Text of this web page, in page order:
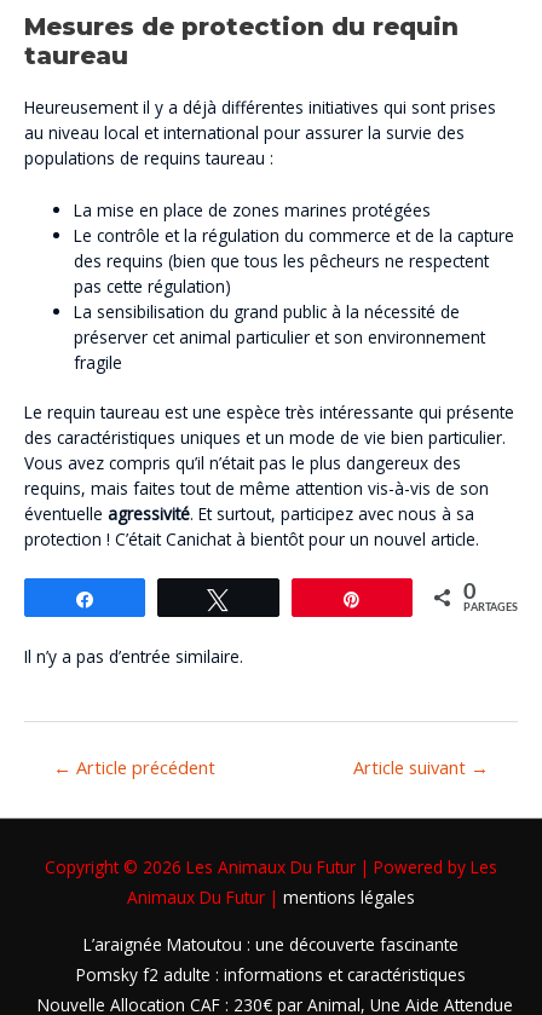
Mesures de protection du requin
taureau
Heureusement il y a déjà différentes initiatives qui sont prises
au niveau local et international pour assurer la survie des
populations de requins taureau :
La mise en place de zones marines protégées
Le contrôle et la régulation du commerce et de la capture
des requins (bien que tous les pêcheurs ne respectent
pas cette régulation)
La sensibilisation du grand public à la nécessité de
préserver cet animal particulier et son environnement
fragile
Le requin taureau est une espèce très intéressante qui présente
des caractéristiques uniques et un mode de vie bien particulier.
Vous avez compris qu’il n’était pas le plus dangereux des
requins, mais faites tout de même attention vis-à-vis de son
éventuelle agressivité. Et surtout, participez avec nous à sa
protection ! C’était Canichat à bientôt pour un nouvel article.
0
PARTAGES
Il n’y a pas d’entrée similaire.
← Article précédent Article suivant →
Copyright © 2026 Les Animaux Du Futur | Powered by Les
Animaux Du Futur | mentions légales
L’araignée Matoutou : une découverte fascinante
Pomsky f2 adulte : informations et caractéristiques
Nouvelle Allocation CAF : 230€ par Animal, Une Aide Attendue